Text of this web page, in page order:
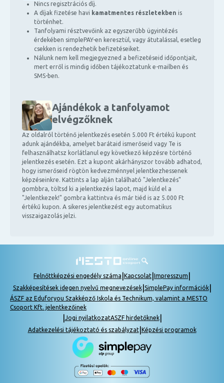
Nincs regisztrációs díj.
A díjak fizetése havi kamatmentes részletekben is
történhet.
Tanfolyami résztvevőink az egyszerűbb ügyintézés
érdekében simplePAY-en keresztül, vagy átutalással, esetleg
csekken is rendezhetik befizetéseiket.
Nálunk nem kell megjegyezned a befizetéseid időpontjait,
mert erről is mindig időben tájékoztatunk e-mailben és
SMS-ben.
Ajándékok a tanfolyamot
elvégzőknek
Az oldalról történő jelentkezés esetén 5.000 Ft értékű kupont
adunk ajándékba, amelyet barátaid ismerőseid vagy Te is
felhasználhatsz korlátlanul egy következő képzésre történő
jelentkezés esetén. Ezt a kupont akárhányszor tovább adhatod,
hogy ismerőseid rögtön kedvezménnyel jelentkezhessenek
képzéseinkre. Kattints a lap alján található "Jelentkezés"
gombbra, töltsd ki a jelentkezési lapot, majd küld el a
"Jelentkezek!" gombra kattintva és már tiéd is az 5.000 Ft
értékű kupon. A sikeres jelentkezést egy automatikus
visszaigazolás jelzi.
Felnőttképzési engedély száma Kapcsolat Impresszum
Szakképesítések idegen nyelvű megnevezések| SimplePay információk|
ÁSZF az Eduforyou Szakképző Iskola és Technikum, valamint a MESTO
Csoport Kft. jelentkezőinek
Jogi nyilatkozatASZF hirdetőknek|
Adatkezelési tájékoztató és szabályzat| Képzési programok